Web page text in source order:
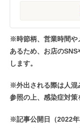
※時節柄、営業時間や
あるため、お店の
します。
※外出される際は人混
参照の上、感染症対策
※記事公開日（2022